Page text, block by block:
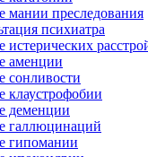
мании преследования
психиатра
истерических
аменции
сонливости
клаустрофобии
деменции
галлюцинаций
гипомании